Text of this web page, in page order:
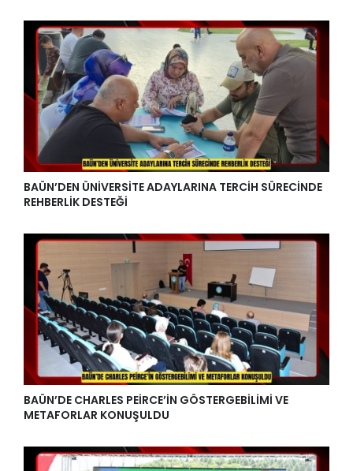
BAÜN’DEN ÜNİVERSİTE ADAYLARINA TERCİH SÜRECİNDE
REHBERLİK DESTEĞİ
BAÜN’DE CHARLES PEİRCE’İN GÖSTERGEBİLİMİ VE
METAFORLAR KONUŞULDU